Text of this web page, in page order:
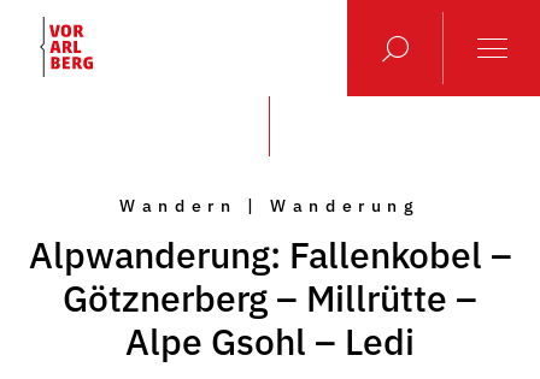
Wandern | Wanderung
Alpwanderung: Fallenkobel –
Götznerberg – Millrütte –
Alpe Gsohl – Ledi